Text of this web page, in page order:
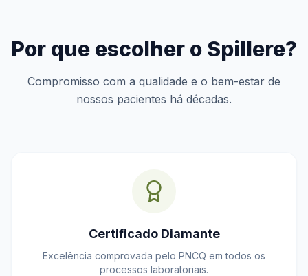
Por que escolher o Spillere?
Compromisso com a qualidade e o bem-estar de
nossos pacientes há décadas.
Certificado Diamante
Excelência comprovada pelo PNCQ em todos os
processos laboratoriais.